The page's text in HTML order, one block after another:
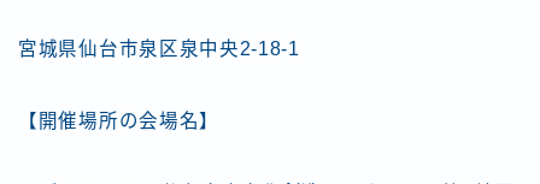
宮城県仙台市泉区泉中央2-18-1
【開催場所の会場名】